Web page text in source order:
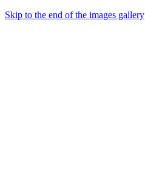
Skip to the end of the images gallery